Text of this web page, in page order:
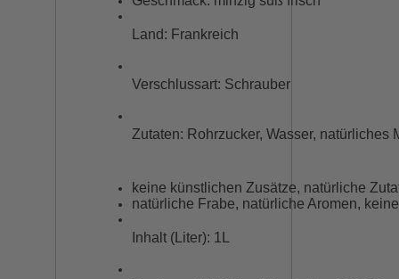
Land: Frankreich
Verschlussart: Schrauber
Zutaten: Rohrzucker, Wasser, natürliches
keine künstlichen Zusätze, natürliche
natürliche Frabe, natürliche Aromen,
Inhalt (Liter): 1L